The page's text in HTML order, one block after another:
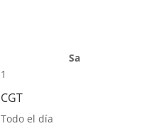
Sa
1
CGT
Todo el día